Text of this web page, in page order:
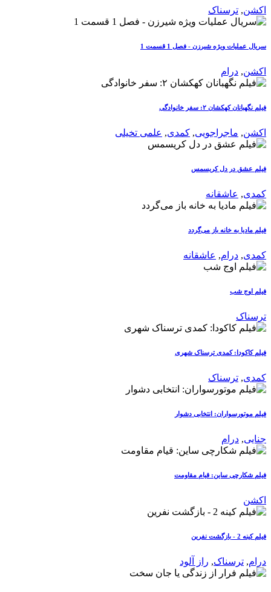
اکشن, ترسناک
سریال عملیات ویژه شیرزن - فصل 1 قسمت 1
اکشن, درام
فیلم نگهبانان کهکشان ۲: سفر خانوادگی
اکشن, ماجراجویی, کمدی, علمی تخیلی
فیلم عشق در دل کریسمس
کمدی, عاشقانه
فیلم مادیا به خانه باز می‌گردد
کمدی, درام, عاشقانه
فیلم اوج شب
ترسناک
فیلم کاکودا: کمدی ترسناک شهری
کمدی, ترسناک
فیلم موتورسواران: انتخابی دشوار
جنایی, درام
فیلم شکارچی ساین: قیام مقاومت
اکشن
فیلم کینه 2 - بازگشت نفرین
درام, ترسناک, راز آلود